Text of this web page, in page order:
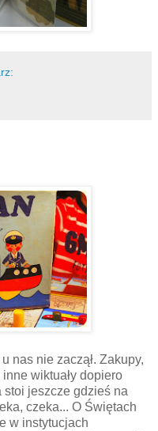
nas nie zaczął. Zakupy,
wiktuały dopiero
jeszcze gdzieś na
czeka... O Świętach
w instytucjach